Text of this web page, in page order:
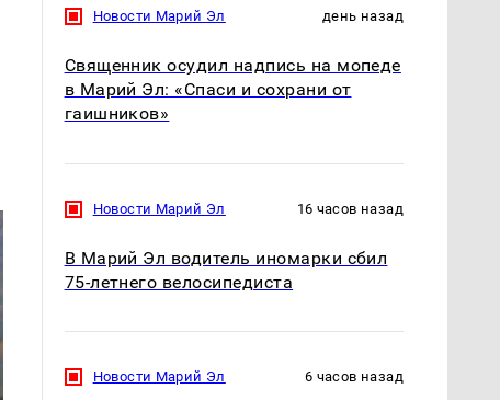
Новости Марий Эл день назад
Священник осудил надпись на мопеде
в Марий Эл: «Спаси и сохрани от
гаишников»
Новости Марий Эл 16 часов назад
В Марий Эл водитель иномарки сбил
75-летнего велосипедиста
Новости Марий Эл 6 часов назад